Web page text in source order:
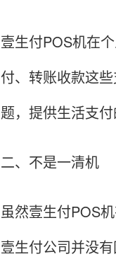
壹生付POS机在
付、转账收款这
题，提供生活支付
二、不是一清机
虽然壹生付POS
壹生付公司并没